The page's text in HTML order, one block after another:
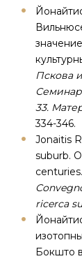
Пскова
33.
334-346.
Jonaitis
suburb.
centuries.
ricerca
Бокшто